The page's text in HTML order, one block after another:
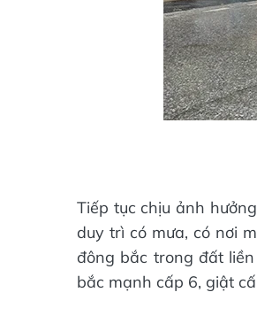
Tiếp tục chịu ảnh
duy trì có mưa, có nơi
đông bắc trong đất
bắc mạnh cấp 6, giật